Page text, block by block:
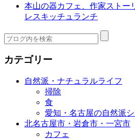
本山の器カフェ、作家ストー
レスキッチュランチ
カテゴリー
自然派・ナチュラルライフ
掃除
食
愛知・名古屋の自然派
北名古屋市・岩倉市・一宮市
カフェ